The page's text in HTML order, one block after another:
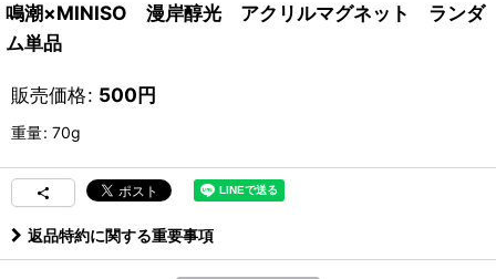
鳴潮×MINISO 漫岸醇光 アクリルマグネット ランダ
ム単品
販売価格: 500円
重量: 70g
返品特約に関する重要事項